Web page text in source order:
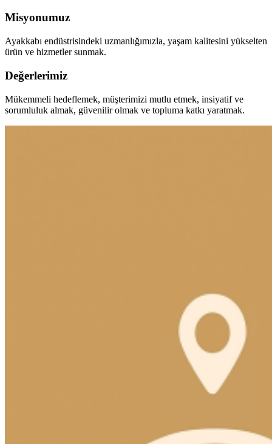
Misyonumuz
Ayakkabı endüstrisindeki uzmanlığımızla, yaşam kalitesini yükselten
ürün ve hizmetler sunmak.
Değerlerimiz
Mükemmeli hedeflemek, müşterimizi mutlu etmek, insiyatif ve
sorumluluk almak, güvenilir olmak ve topluma katkı yaratmak.